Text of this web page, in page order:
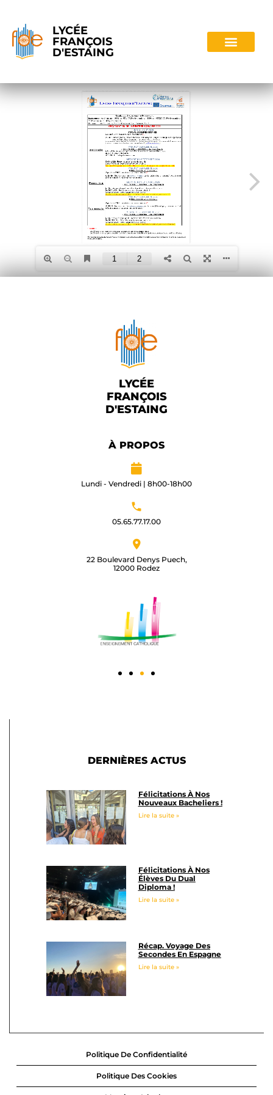
LYCÉE
FRANÇOIS
D'ESTAING
LYCÉE
FRANÇOIS
D'ESTAING
À PROPOS
Lundi - Vendredi | 8h00-18h00
05.65.77.17.00​
22 Boulevard Denys Puech,
12000 Rodez​
DERNIÈRES ACTUS
Félicitations À Nos
Nouveaux Bacheliers !
Lire la suite »
Félicitations À Nos
Élèves Du Dual
Diploma !
Lire la suite »
Récap. Voyage Des
Secondes En Espagne
Lire la suite »
Politique De Confidentialité
Politique Des Cookies